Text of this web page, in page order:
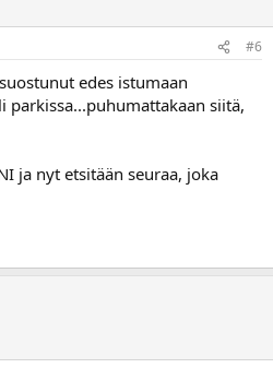
#6
edes istumaan
siitä,
ja nyt etsitään seuraa, joka